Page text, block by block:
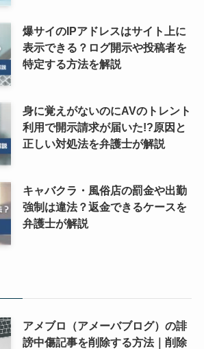
爆サイのIPアドレスはサイト上に
表示できる？ログ開示や投稿者を
特定する方法を解説
身に覚えがないのにAVのトレント
利用で開示請求が届いた!?原因と
正しい対処法を弁護士が解説
キャバクラ・風俗店の罰金や出勤
強制は違法？返金できるケースを
弁護士が解説
アメブロ（アメーバブログ）の誹
謗中傷記事を削除する方法｜削除